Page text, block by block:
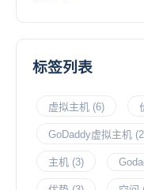
标签列表
虚拟主机 (6)
GoDaddy虚拟主机
主机 (3)